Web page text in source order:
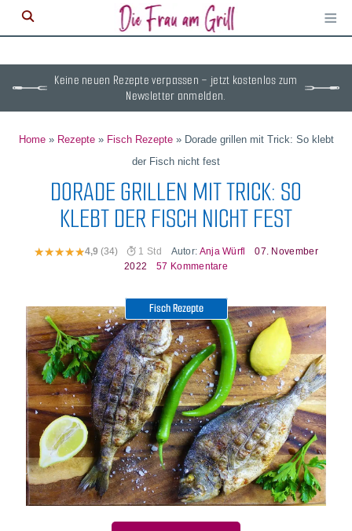
≡
Keine neuen Rezepte verpassen – jetzt kostenlos zum
Newsletter anmelden.
Home» Rezepte» Fisch Rezepte» Dorade grillen mit Trick: So klebt
der Fisch nicht fest
DORADE GRILLEN MIT TRICK: SO
KLEBT DER FISCH NICHT FEST
4,9(34) 1 Std Autor: Anja Würfl
07. November
2022
57 Kommentare
Fisch Rezepte